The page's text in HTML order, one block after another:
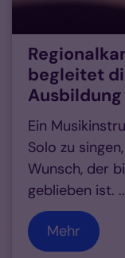
begleitet
Ein
Solo zu
Wunsch, der
geblieben ist.
Mehr